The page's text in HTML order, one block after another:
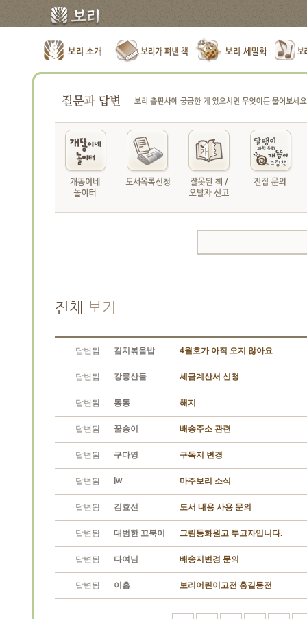
전체보기
미분류
전체 보기
답변됨 김치볶음밥 4월호가 아직 오지 않아요
답변됨 강릉산들 세금계산서 신청
답변됨 통통 해지
답변됨 꿀송이 배송주소 관련
답변됨 구다영 구독지 변경
답변됨 jw 마주보리 소식
답변됨 김효선 도서 내용 사용 문의
답변됨 대범한 꼬북이 그림동화원고 투고자입니다.
답변됨 다여님 배송지변경 문의
답변됨 이흡 보리어린이고전 홍길동전